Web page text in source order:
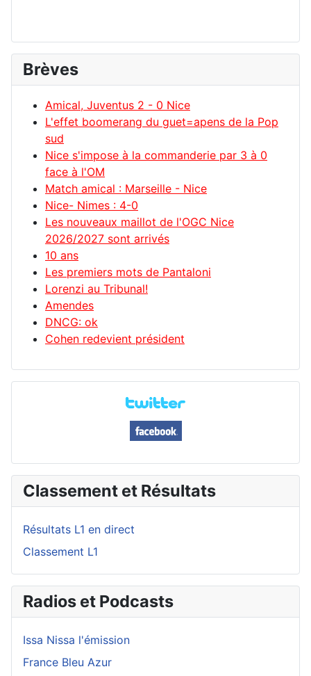
Brèves
Amical, Juventus 2 - 0 Nice
L'effet boomerang du guet=apens de la Pop
sud
Nice s'impose à la commanderie par 3 à 0
face à l'OM
Match amical : Marseille - Nice
Nice- Nimes : 4-0
Les nouveaux maillot de l'OGC Nice
2026/2027 sont arrivés
10 ans
Les premiers mots de Pantaloni
Lorenzi au Tribunal!
Amendes
DNCG: ok
Cohen redevient président
Classement et Résultats
Résultats L1 en direct
Classement L1
Radios et Podcasts
Issa Nissa l'émission
France Bleu Azur